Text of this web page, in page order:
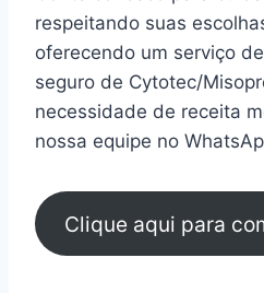
respeitando suas
oferecendo um serviço
seguro de Cytotec/
necessidade de receita
nossa equipe no
Clique aqui para